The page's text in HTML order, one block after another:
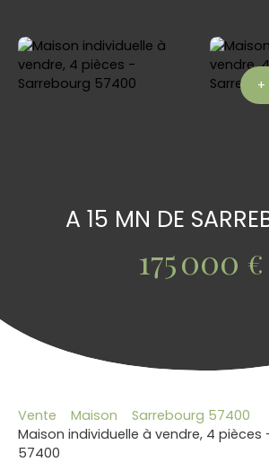
A 15 MN DE
175 000 €
Vente Maison
Sarrebourg 57400
Maison individuelle à vendre, 4 pièces
57400